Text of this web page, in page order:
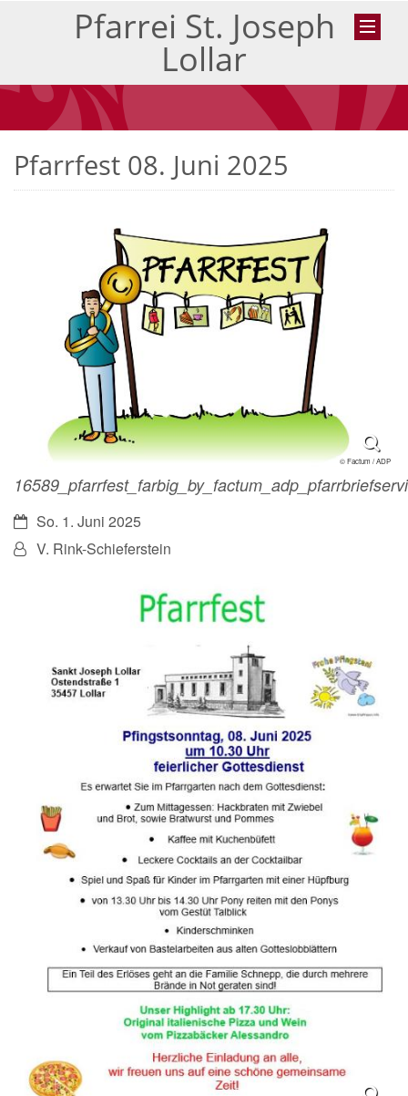
Pfarrei St. Joseph
Lollar
Pfarrfest 08. Juni 2025
© Factum / ADP
Datum:So. 1. Juni 2025
Von:V. Rink-Schieferstein